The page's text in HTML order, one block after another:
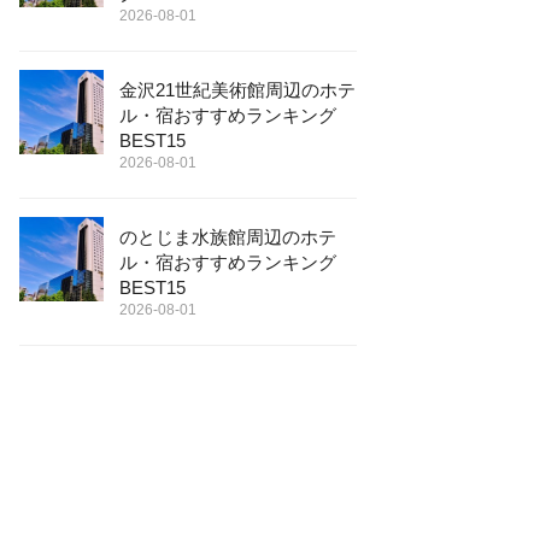
2026-08-01
金沢21世紀美術館周辺のホテ
ル・宿おすすめランキング
BEST15
2026-08-01
のとじま水族館周辺のホテ
ル・宿おすすめランキング
BEST15
2026-08-01